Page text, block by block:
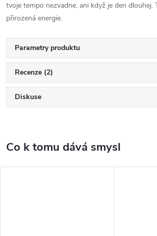
tvoje tempo nezvadne, ani když je den dlouhej.
přirozená energie.
Parametry produktu
Recenze (2)
Diskuse
Co k tomu dává smysl